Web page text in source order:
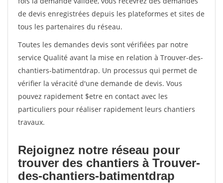
de devis enregistrées depuis les plateformes et sites de
tous les partenaires du réseau.
Toutes les demandes devis sont vérifiées par notre
service Qualité avant la mise en relation à Trouver-des-
chantiers-batimentdrap. Un processus qui permet de
vérifier la véracité d'une demande de devis. Vous
pouvez rapidement $etre en contact avec les
particuliers pour réaliser rapidement leurs chantiers
travaux.
Rejoignez notre réseau pour
trouver des chantiers à Trouver-
des-chantiers-batimentdrap